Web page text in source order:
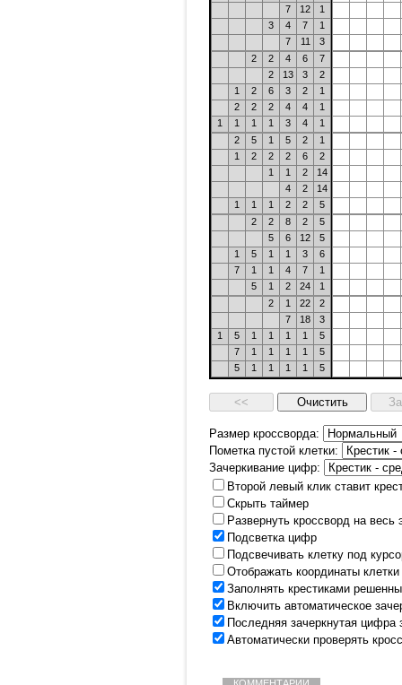
7
12
1
3
4 7
1
7
11
3
2
2 4 6
7
2
13 3
2
1
2 6 3 2
1
2
2 2 4 4
1
1
1 1 1 3 4
1
2
5 1 5 2
1
1
2 2 2 6
2
1
1 2
14
4
2
14
1
1 1 2 2
5
2
2 8 2
5
5
6 12
5
1
5 1 1 3
6
7
1 1 4 7
1
5
1 2 24
1
2
1 22
2
7
18
3
1
5 1 1 1 1
5
7
1 1 1 1
5
5
1 1 1 1 5
Размер кроссворда:
Пометка пустой клетки:
Зачеркивание цифр:
Второй левый клик ставит
Скрыть таймер
Развернуть кроссворд на
Подсветка цифр
Подсвечивать клетку под
Отображать координаты
Заполнять крестиками
Включить автоматическое
Последняя зачеркнутая цифра
Автоматически проверять